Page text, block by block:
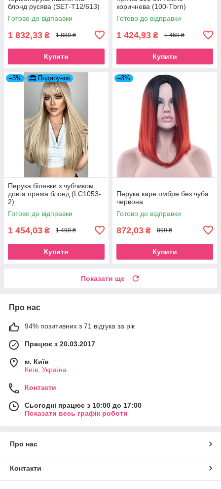
блонд русява (SET-T12/613)
Готово до відправки
1 832,33 ₴ 1 889 ₴
Купити
коричнева (100-Tbrn)
Готово до відправки
1 424,93 ₴ 1 469 ₴
Купити
–3% Подарунок
Перука білявки з чубчиком
довга пряма блонд (LC1053-
2)
Готово до відправки
1 454,03 ₴ 1 499 ₴
Купити
–3%
Перука каре омбре без чуба
червона
Готово до відправки
872,03 ₴ 899 ₴
Купити
Показати ще
Про нас
94% позитивних з 71 відгука за рік
Працює з 20.03.2017
м. Київ
Київ, Україна
Контакти
Сьогодні працює з 10:00 до 17:00
Показати весь графік роботи
Про нас
Контакти